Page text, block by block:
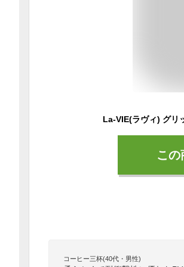
こ
コーヒー三杯(40代・男性)